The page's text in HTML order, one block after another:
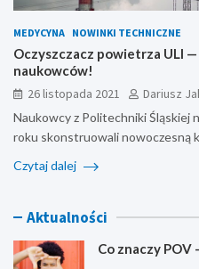
MEDYCYNA NOWINKI TECHNICZNE
Oczyszczacz powietrza ULI
naukowców!
26 listopada 2021
Dariusz
Naukowcy z Politechniki Śląskiej
roku skonstruowali nowoczesną
Czytaj dalej
Aktualności
Co znaczy POV